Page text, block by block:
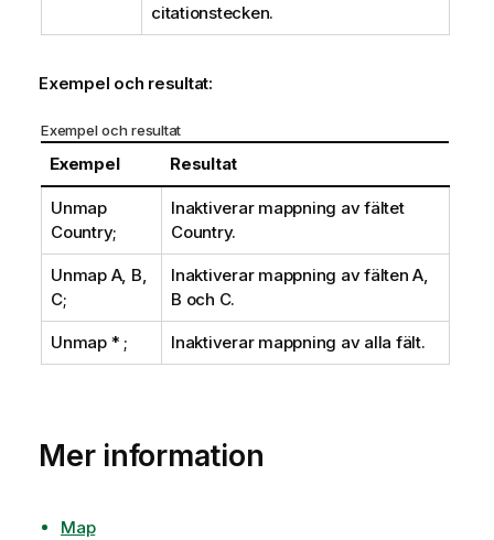
citationstecken.
Exempel och resultat:
Exempel och resultat
Exempel Resultat
Unmap
Country;
Inaktiverar mappning av fältet
Country.
Unmap A, B,
C;
Inaktiverar mappning av fältenA
B och C.
Unmap * ; Inaktiverar mappning av alla fält.
Mer information
Map